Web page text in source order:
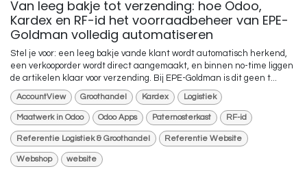
Van leeg bakje tot verzending: hoe Odoo,
Kardex en RF-id het voorraadbeheer van EPE-
Goldman volledig automatiseren
Stel je voor: een leeg bakje vande klant wordt automatisch herkend,
een verkooporder wordt direct aangemaakt, en binnen no-time liggen
de artikelen klaar voor verzending. Bij EPE-Goldman is dit geen t...
AccountView Groothandel Kardex Logistiek
Maatwerk in Odoo Odoo Apps Paternosterkast RF-id
Referentie Logistiek & Groothandel Referentie Website
Webshop website